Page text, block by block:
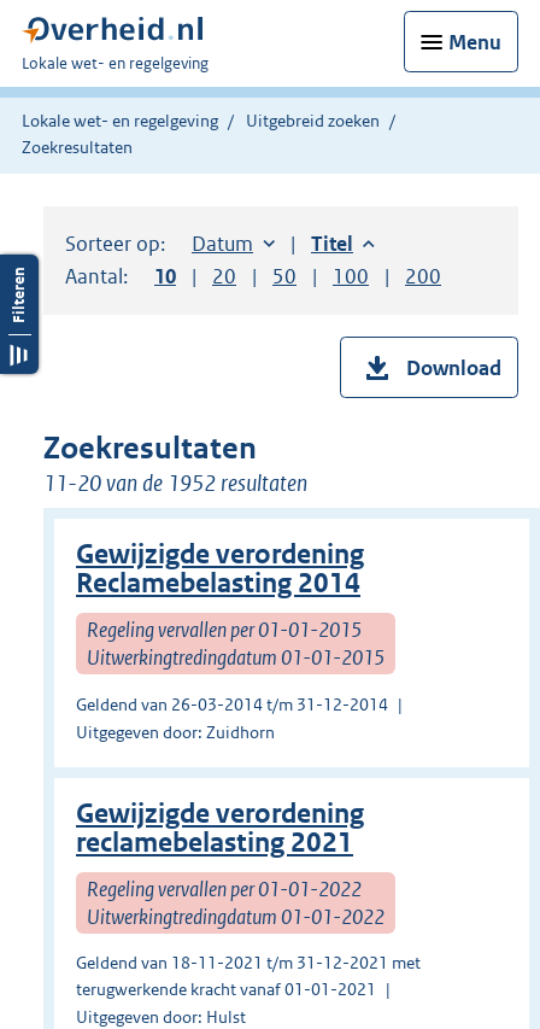
Menu
U
bent
hier:
Lokale wet- en regelgeving
Lokale wet- en regelgeving
Uitgebreid zoeken
Zoekresultaten
Sorteer op: Sorteer op:
Datum aflopendSorteer op:
Titel aflopend
Aantal:
Toon
10 resultaten per pagina
Toon
20 resultaten per pagina
Toon
50 resultaten per pagina
Toon
100 resultaten per
Toon
200
Download
Zoekresultaten
11-20 van de 1952 resultaten
Gewijzigde verordening
Reclamebelasting 2014
Regeling vervallen per 01-01-2015
Uitwerkingtredingdatum 01-01-2015
Geldend van 26-03-2014 t/m 31-12-2014
Uitgegeven door: Zuidhorn
Gewijzigde verordening
reclamebelasting 2021
Regeling vervallen per 01-01-2022
Uitwerkingtredingdatum 01-01-2022
Geldend van 18-11-2021 t/m 31-12-2021 met
terugwerkende kracht vanaf 01-01-2021
Uitgegeven door: Hulst